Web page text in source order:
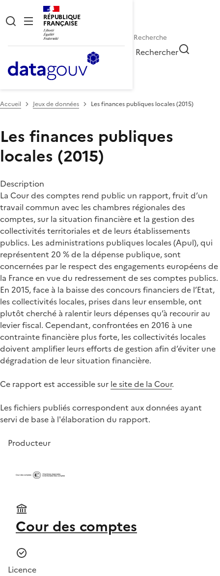
RÉPUBLIQUE
FRANÇAISE
Rechercher
Accueil Jeux de données Les finances publiques locales (2015)
Les finances publiques
locales (2015)
Description
La Cour des comptes rend public un rapport, fruit d’un
travail commun avec les chambres régionales des
comptes, sur la situation financière et la gestion des
collectivités territoriales et de leurs établissements
publics. Les administrations publiques locales (Apul), qui
représentent 20 % de la dépense publique, sont
concernées par le respect des engagements européens de
la France en vue du redressement de ses comptes publics.
En 2015, face à la baisse des concours financiers de l’Etat,
les collectivités locales, prises dans leur ensemble, ont
plutôt cherché à ralentir leurs dépenses qu’à recourir au
levier fiscal. Cependant, confrontées en 2016 à une
contrainte financière plus forte, les collectivités locales
doivent amplifier leurs efforts de gestion afin d’éviter une
dégradation de leur situation financière.
Ce rapport est accessible sur le site de la Cour.
Les fichiers publiés correspondent aux données ayant
servi de base à l'élaboration du rapport.
Producteur
Cour des comptes
Licence